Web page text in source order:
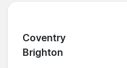
Coventry
Brighton